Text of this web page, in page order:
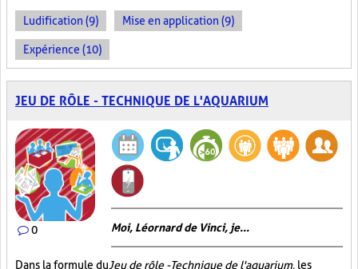
Ludification (9) Mise en application (9)
Expérience (10)
JEU DE RÔLE - TECHNIQUE DE L'AQUARIUM
0 Moi, Léornard de Vinci, je...
Dans la formule duJeu de rôle - Technique de l'aquarium, les